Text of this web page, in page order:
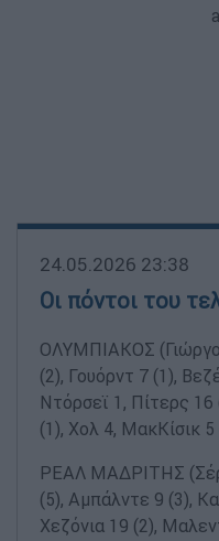
24.05.2026 23:38
Οι πόντοι του
ΟΛΥΜΠΙΑΚΟΣ
(2), Γουόρντ 7 (1),
Ντόρσεϊ 1, Πίτερς
(1), Χολ 4, ΜακΚίσικ
ΡΕΑΛ ΜΑΔΡΙΤΗΣ
(5), Αμπάλντε 9 (3),
Χεζόνια 19 (2),